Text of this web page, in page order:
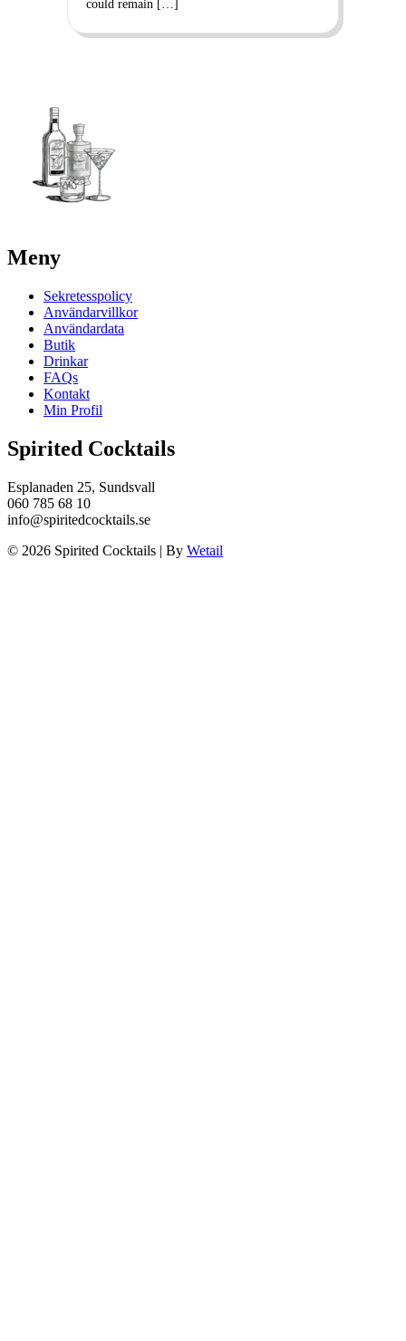
could remain […]
Meny
Sekretesspolicy
Användarvillkor
Användardata
Butik
Drinkar
FAQs
Kontakt
Min Profil
Spirited Cocktails
Esplanaden 25, Sundsvall
060 785 68 10
info@spiritedcocktails.se
© 2026 Spirited Cocktails | By Wetail